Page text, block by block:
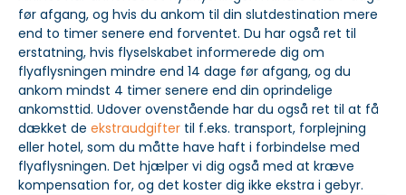
før afgang, og hvis du ankom til din slutdestination mere
end to timer senere end forventet. Du har også ret til
erstatning, hvis flyselskabet informerede dig om
flyaflysningen mindre end 14 dage før afgang, og du
ankom mindst 4 timer senere end din oprindelige
ankomsttid. Udover ovenstående har du også ret til at få
dækket de ekstraudgifter til f.eks. transport, forplejning
eller hotel, som du måtte have haft i forbindelse med
flyaflysningen. Det hjælper vi dig også med at kræve
kompensation for, og det koster dig ikke ekstra i gebyr.